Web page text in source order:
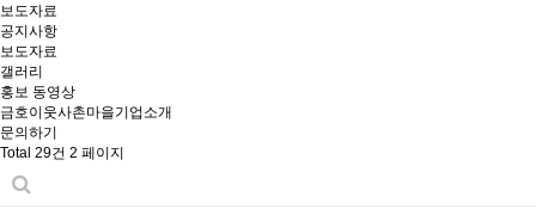
보도자료
공지사항
보도자료
갤러리
홍보 동영상
금호이웃사촌마을기업소개
문의하기
Total 29건 2 페이지